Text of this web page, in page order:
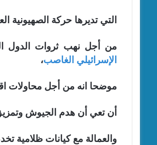
التي تديرها حركة الصهيونية
من أجل نهب ثروات الدول
الإسرائيلي الغاصب،
موضحا انه من أجل محاولات
أن تعي أن هدم الجيوش
والعمالة مع كيانات ظلامية